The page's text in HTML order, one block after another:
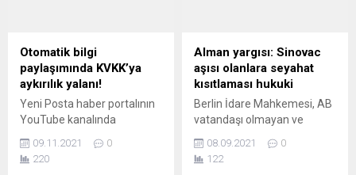
Otomatik bilgi
paylaşımında KVKK’ya
aykırılık yalanı!
Yeni Posta haber portalının
YouTube kanalında
programda avukat Bilal
Erdoğan bu hafta da
09.11.2021
0
220
Alman yargısı: Sinovac
aşısı olanlara seyahat
kısıtlaması hukuki
Berlin İdare Mahkemesi, AB
vatandaşı olmayan ve
uygulanan seyahat
kısıtlamalarının hukuki
08.09.2021
0
122